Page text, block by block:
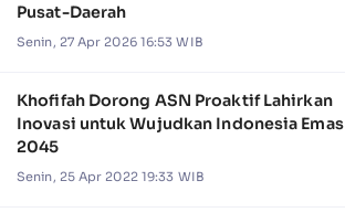
Pusat-Daerah
Senin, 27 Apr 2026 16:53 WIB
Khofifah Dorong ASN Proaktif Lahirkan
Inovasi untuk Wujudkan Indonesia Emas
2045
Senin, 25 Apr 2022 19:33 WIB